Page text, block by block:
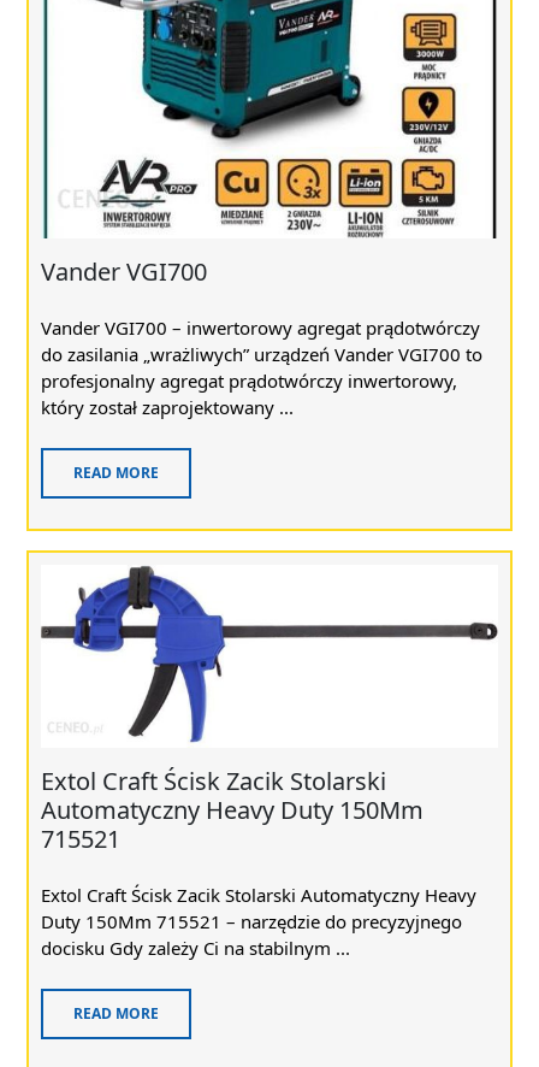
Vander VGI700
Vander VGI700 – inwertorowy agregat prądotwórczy
do zasilania „wrażliwych” urządzeń Vander VGI700 to
profesjonalny agregat prądotwórczy inwertorowy,
który został zaprojektowany ...
READ MORE
Extol Craft Ścisk Zacik Stolarski
Automatyczny Heavy Duty 150Mm
715521
Extol Craft Ścisk Zacik Stolarski Automatyczny Heavy
Duty 150Mm 715521 – narzędzie do precyzyjnego
docisku Gdy zależy Ci na stabilnym ...
READ MORE